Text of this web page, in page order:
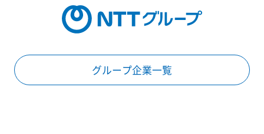
グループ企業一覧